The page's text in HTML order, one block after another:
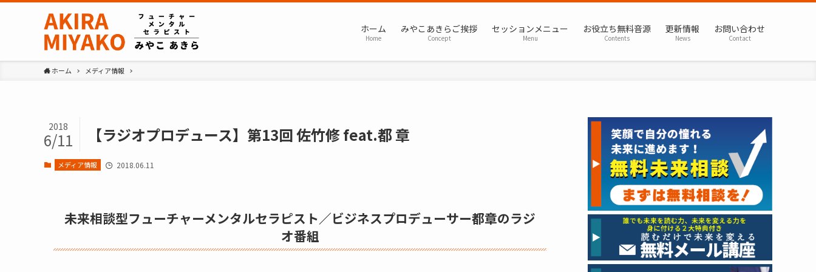
ホーム
Home
みやこあきらご挨拶
Concept
セッションメニュー
Menu
お役立ち無料音源
Contents
更新情報
News
お問い合わせ
Contact
ホーム メディア情報
【ラジオプロデュース】第13回 佐竹修 feat.都 章
2018
6/11
メディア情報 2018.06.11
未来相談型フューチャーメンタルセラピスト／ビジネスプロデューサー都章のラジ
オ番組